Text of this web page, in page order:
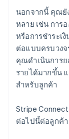
นอกจากนี้ คุณยั
หลาย เช่น การ
หรือการชำระเ
ต่อแบบครบวงจ
คุณดำเนินการ
รายได้มากขึ้น
สำหรับลูกค้า
Stripe
ต่อไปนี้ต่อลูกค้า